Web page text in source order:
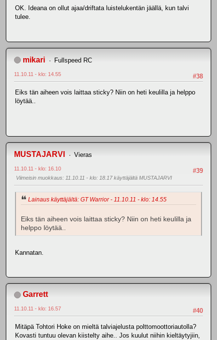
OK. Ideana on ollut ajaa/driftata luistelukentän jäällä, kun talvi
tulee.
mikari Fullspeed RC
#38
11.10.11 - klo: 14.55
Eiks tän aiheen vois laittaa sticky? Niin on heti keulilla ja helppo
löytää..
MUSTAJARVI Vieras
#39
11.10.11 - klo: 16.10
Viimeisin muokkaus: 11.10.11 - klo: 18.17 käyttäjältä MUSTAJARVI
Lainaus käyttäjältä: GT Warrior - 11.10.11 - klo: 14.55
Eiks tän aiheen vois laittaa sticky? Niin on heti keulilla ja
helppo löytää..
Kannatan.
Garrett
#40
11.10.11 - klo: 16.57
Mitäpä Tohtori Hoke on mieltä talviajelusta polttomoottoriautolla?
Kovasti tuntuu olevan kiistelty aihe.. Jos kuulut niihin kieltäytyjiin,